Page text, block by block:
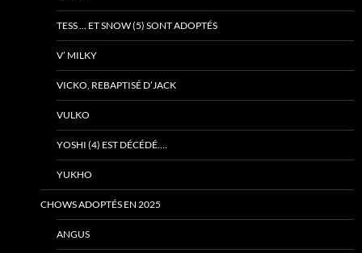
TESS … ET SNOW (5) SONT ADOPTÉS
V’ MILKY
VICKO, REBAPTISÉ D’JACK
VULKO
YOSHI (4) EST DÉCÉDÉ….
YUKHO
CHOWS ADOPTÉS EN 2025
ANGUS